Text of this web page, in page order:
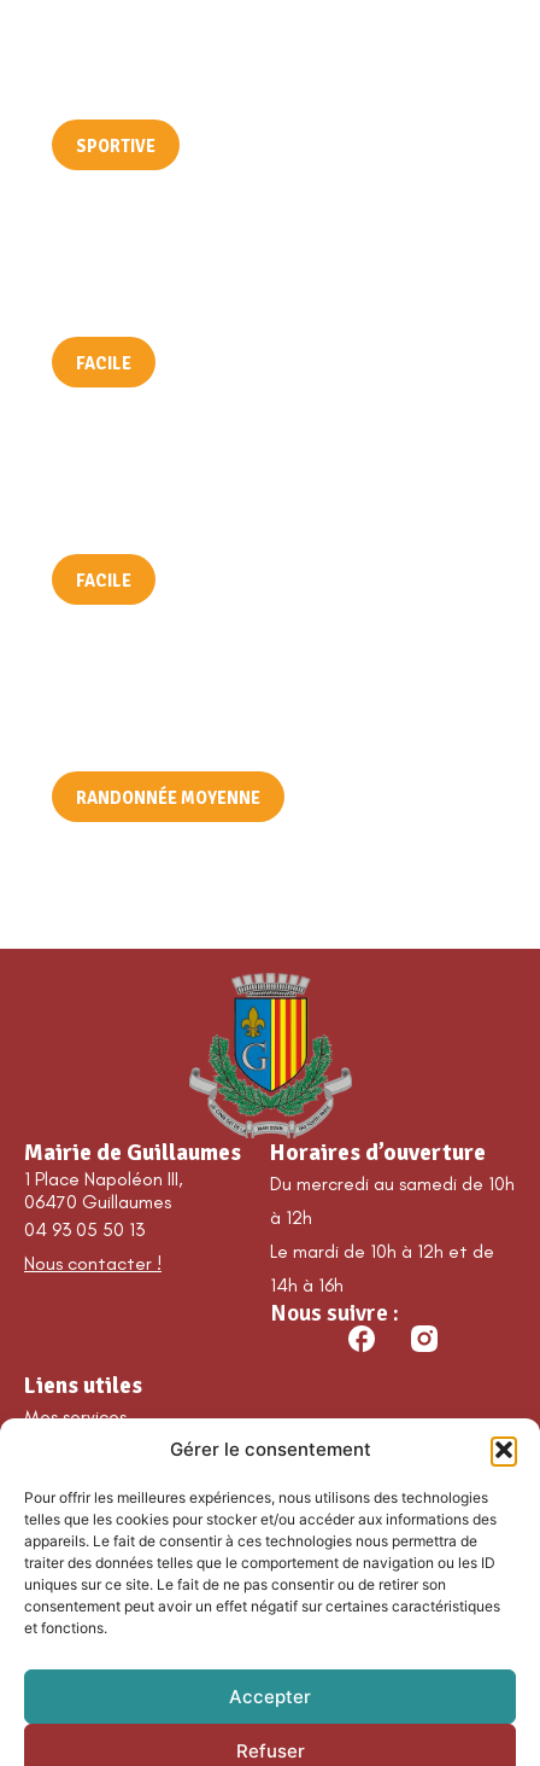
Gérer le consentement
Pour offrir les meilleures expériences, nous utilisons des technologies
telles que les cookies pour stocker et/ou accéder aux informations des
appareils. Le fait de consentir à ces technologies nous permettra de
traiter des données telles que le comportement de navigation ou les ID
uniques sur ce site. Le fait de ne pas consentir ou de retirer son
consentement peut avoir un effet négatif sur certaines caractéristiques
et fonctions.
Accepter
Refuser
SPORTIVE
FACILE
FACILE
RANDONNÉE MOYENNE
Mairie de Guillaumes
1 Place Napoléon III,
06470 Guillaumes
04 93 05 50 13
Nous contacter !
Horaires d’ouverture
Du mercredi au samedi de 10h
à 12h
Le mardi de 10h à 12h et de
14h à 16h
Nous suivre :
Liens utiles
Mes services
Nos loisirs
Agenda
Les temps forts
Partenaires et
Accessibilité